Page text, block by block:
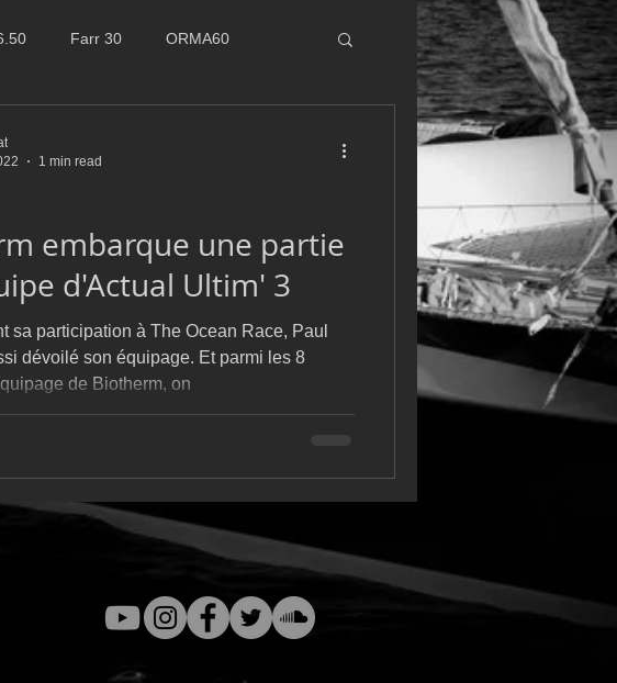
Farr 30 ORMA60
embarque une partie
d'Actual Ultim' 3
sa participation à The Ocean Race, Paul
dévoilé son équipage. Et parmi les 8
de Biotherm, on
1 min read